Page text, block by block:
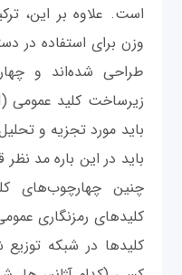
است. علاوه بر این،
وزن برای استفاده در
طراحی شده‌اند و
باید مورد تجزیه و
باید در این باره مد
چنین چهارچوب‌های
کلیدهای رمزنگاری
کلیدها در شبکه